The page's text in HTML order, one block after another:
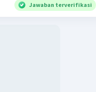
Jawaban terverifikasi